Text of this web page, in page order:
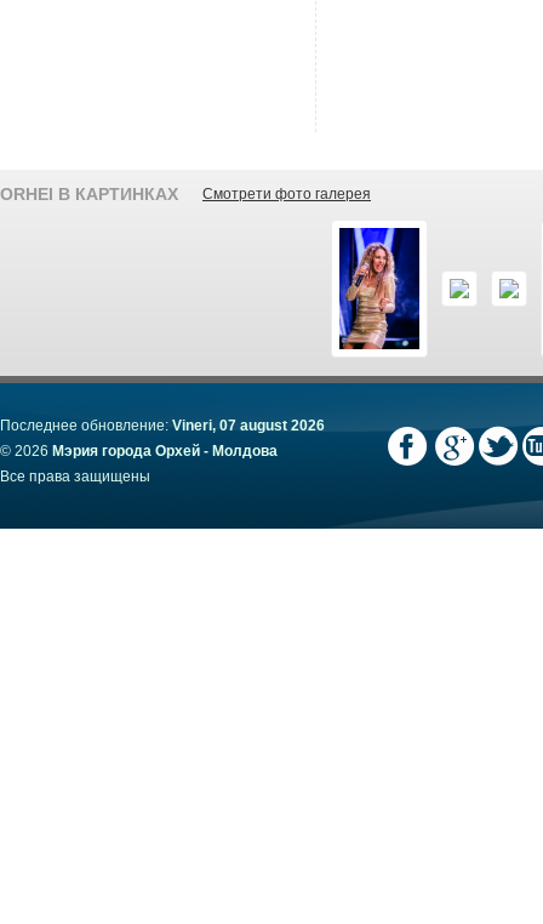
ORHEI В КАРТИНКАХ Смотрети фото галерея
Последнее обновление: Vineri, 07 august 2026
© 2026 Мэрия города Орхей - Молдова
Все права защищены